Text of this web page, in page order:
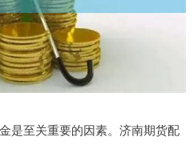
是至关重要的因素。济南期货配